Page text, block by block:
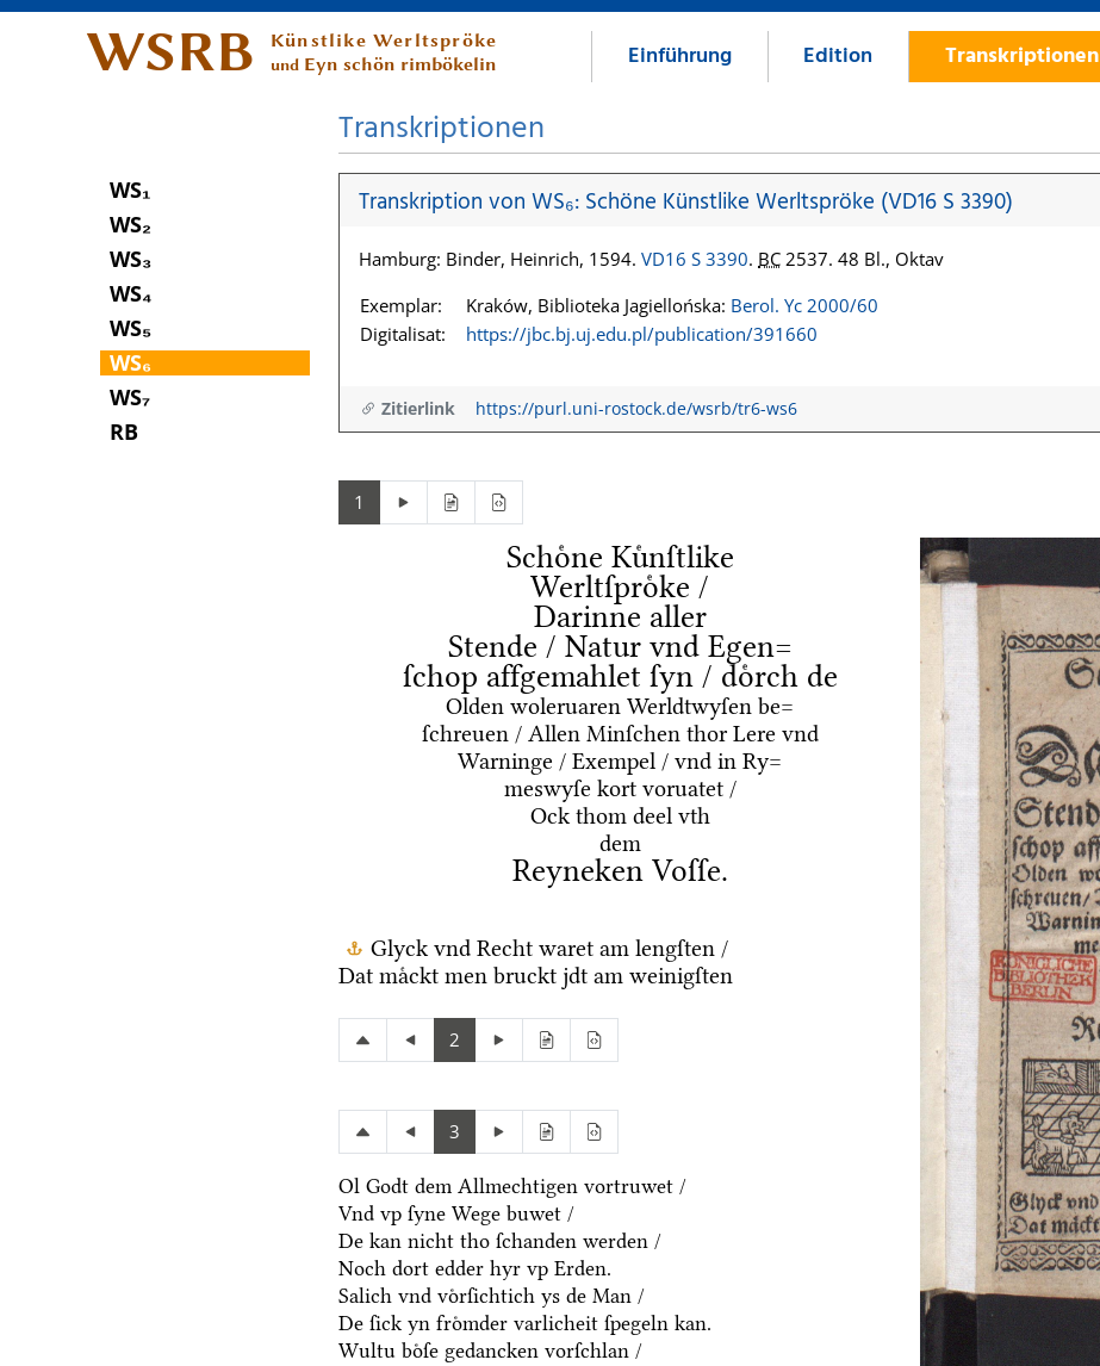
WSRB Künstlike Werltspröke
und Eyn schön rimbökelin Einführung Edition Transkriptionen
WS₁
WS₂
WS₃
WS₄
WS₅
WS₆
WS₇
RB
Transkriptionen
Transkription von WS₆: Schöne Künstlike Werltspröke (VD16 S 3390)
Hamburg: Binder, Heinrich, 1594. VD16 S 3390. BC 2537. 48 Bl., Oktav
Exemplar:
Kraków, Biblioteka Jagiellońska: Berol. Yc 2000/60
Digitalisat:
https://jbc.bj.uj.edu.pl/publication/391660
Zitierlink https://purl.uni-rostock.de/wsrb/tr6-ws6
1
Schoͤne Kuͤnſtlike
Werltſproͤke /
Darinne aller
Stende / Natur vnd Egen=
ſchop affgemahlet ſyn / doͤrch de
Olden woleruaren Werldtwyſen be=
ſchreuen / Allen Minſchen thor Lere vnd
Warninge / Exempel / vnd in Ry=
meswyſe kort voruatet /
Ock thom deel vth
dem
Reyneken Voſſe.
Glyck vnd Recht waret am lengſten /
Dat maͤckt men bruckt jdt am weinigſten
2
3
Ol Godt dem Allmechtigen vortruwet /
Vnd vp ſyne Wege buwet /
De kan nicht tho ſchanden werden /
Noch dort edder hyr vp Erden.
Salich vnd voͤrſichtich ys de Man /
De ſick yn froͤmder varlicheit ſpegeln kan.
Wultu boͤſe gedancken vorſchlan /